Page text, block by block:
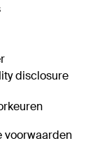
disclosure
voorwaarden